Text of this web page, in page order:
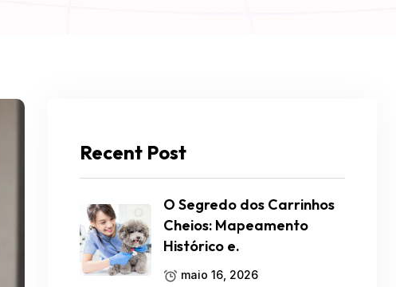
Recent Post
O Segredo dos Carrinhos
Cheios: Mapeamento
Histórico e.
maio 16, 2026